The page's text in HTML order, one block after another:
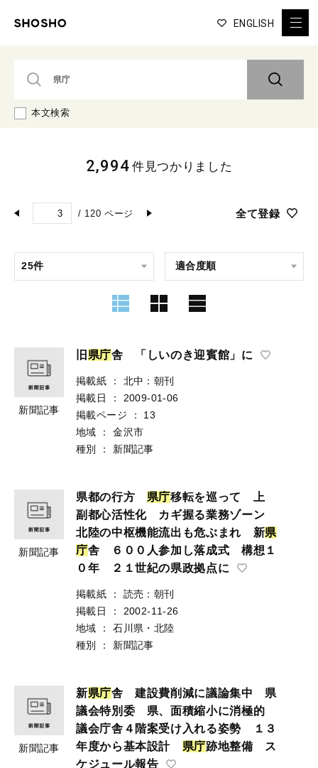
ENGLISH
本文検索
/ 120 ページ 全て登録
2,994 件見つかりました
新聞記事
旧 県庁舎 「しいのき迎賓館」に
掲載紙 ：
北中：朝刊
掲載日
：
2009-01-06
掲載ページ
：
13
地域
：
金沢市
種別
： 新聞記事
新聞記事
県都の行方 県庁移転を巡って 上
副都心活性化 カギ握る業務ゾーン
北陸の中枢機能流出も危ぶまれ 新県
庁舎 ６００人参加し落成式 構想１
０年 ２１世紀の県政拠点に
掲載紙 ：
読売：朝刊
掲載日
：
2002-11-26
地域
：
石川県・北陸
種別
： 新聞記事
新聞記事
新県庁舎 建設費削減に議論集中 県
議会特別委 県、面積縮小に消極的
議会庁舎４階案受け入れる姿勢 １３
年度から基本設計 県庁跡地整備 ス
ケジュール報告